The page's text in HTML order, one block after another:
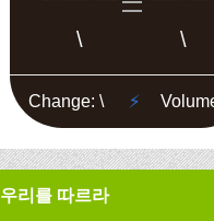
우리를 따르라